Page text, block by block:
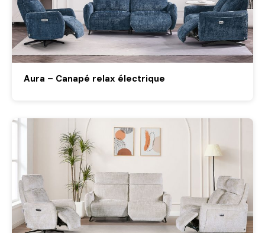
Aura – Canapé relax électrique